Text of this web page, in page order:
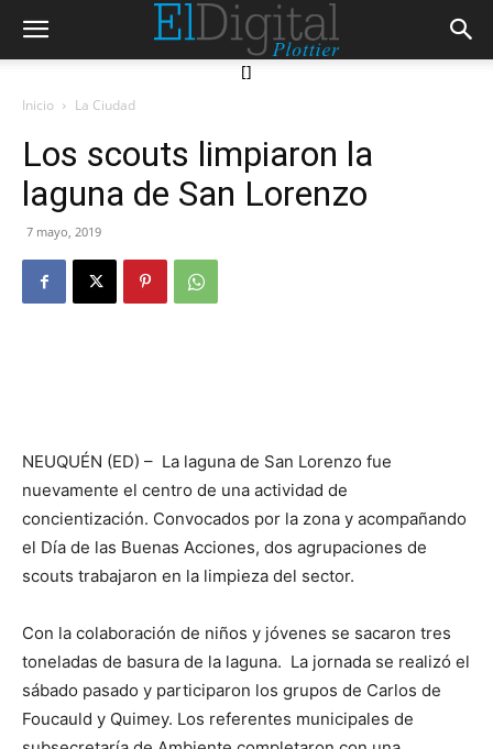
[]
Inicio La Ciudad
Los scouts limpiaron la
laguna de San Lorenzo
7 mayo, 2019
NEUQUÉN (ED) – La laguna de San Lorenzo fue
nuevamente el centro de una actividad de
concientización. Convocados por la zona y acompañando
el Día de las Buenas Acciones, dos agrupaciones de
scouts trabajaron en la limpieza del sector.
Con la colaboración de niños y jóvenes se sacaron tres
toneladas de basura de la laguna. La jornada se realizó el
sábado pasado y participaron los grupos de Carlos de
Foucauld y Quimey. Los referentes municipales de